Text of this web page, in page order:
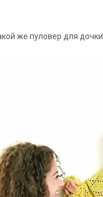
же пуловер для дочки.